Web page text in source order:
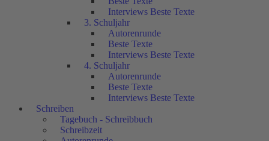
Interviews Beste Texte
3. Schuljahr
Autorenrunde
Beste Texte
Interviews Beste Texte
4. Schuljahr
Autorenrunde
Beste Texte
Interviews Beste Texte
Schreiben
Tagebuch - Schreibbuch
Schreibzeit